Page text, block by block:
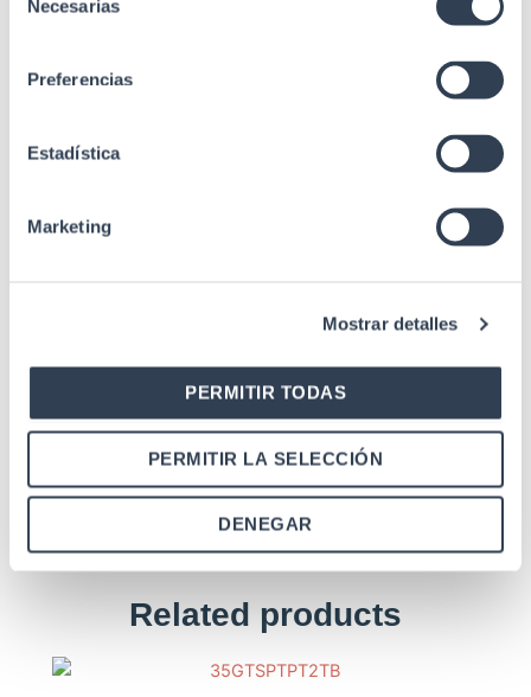
Necesarias
Preferencias
Estadística
Marketing
Mostrar detalles
PERMITIR TODAS
PERMITIR LA SELECCIÓN
DENEGAR
EN 60529
Related products